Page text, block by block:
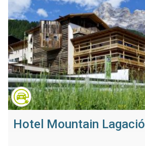
Hotel Mountain Lagació